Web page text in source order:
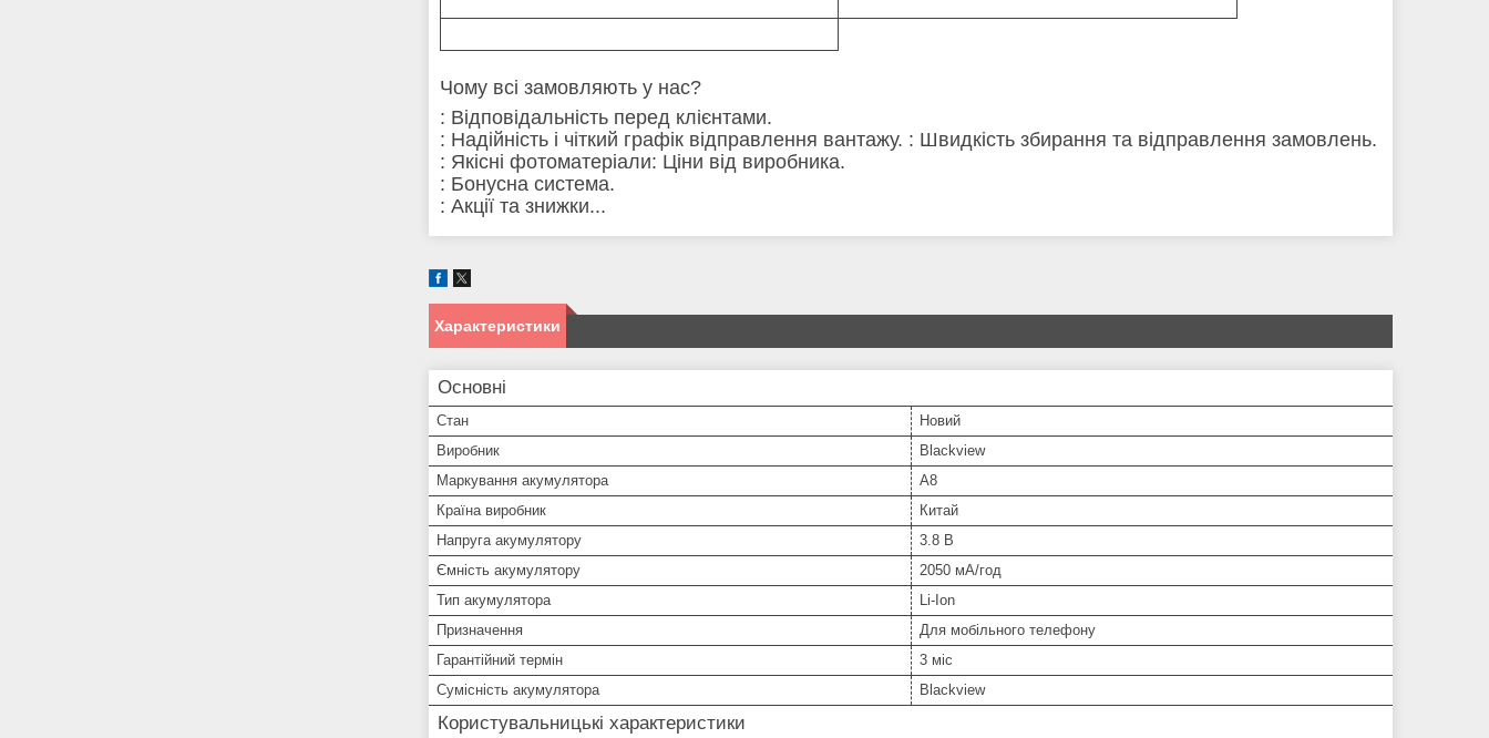
Чому всі замовляють у нас?
: Відповідальність перед клієнтами.
: Надійність і чіткий графік відправлення вантажу. : Швидкість збирання та відправлення замовлень.
: Якісні фотоматеріали: Ціни від виробника.
: Бонусна система.
: Акції та знижки...
Характеристики
Основні
Стан
Новий
Виробник
Blackview
Маркування акумулятора
A8
Країна виробник
Китай
Напруга акумулятору
3.8 В
Ємність акумулятору
2050 мА/год
Тип акумулятора
Li-Ion
Призначення
Для мобільного телефону
Гарантійний термін
3 міс
Сумісність акумулятора
Blackview
Користувальницькі характеристики